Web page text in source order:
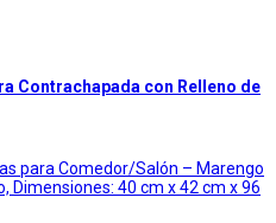
Contrachapada con Relleno de